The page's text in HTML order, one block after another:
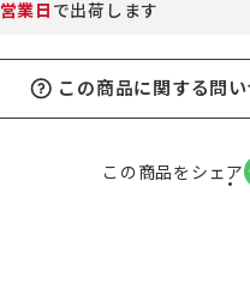
営業日 で出荷します
この商品に関する問
この商品をシェア